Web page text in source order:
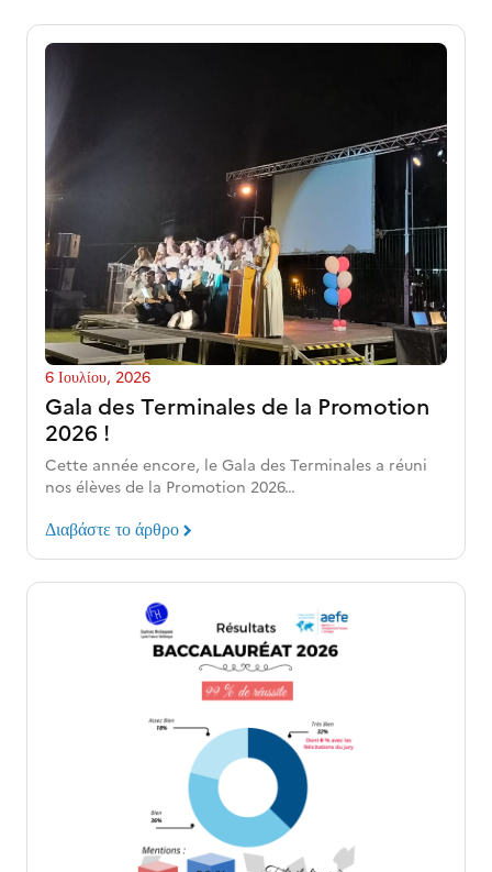
Gala des Terminales de la Promotion
2026 !
6 Ιουλίου, 2026
Cette année encore, le Gala des Terminales a réuni
nos élèves de la Promotion 2026…
Διαβάστε το άρθρο